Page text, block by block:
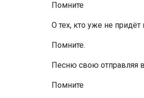
Помните
О тех, кто уже не придёт
Помните.
Песню свою отправляя
Помните